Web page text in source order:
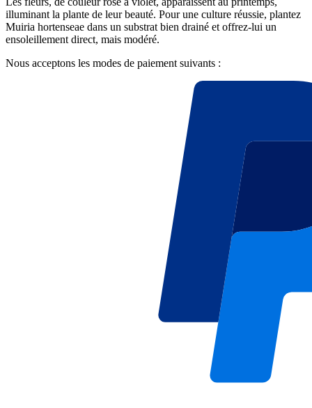
illuminant la plante de leur beauté. Pour une culture réussie, plantez
Muiria hortenseae dans un substrat bien drainé et offrez-lui un
ensoleillement direct, mais modéré.
Nous acceptons les modes de paiement suivants :